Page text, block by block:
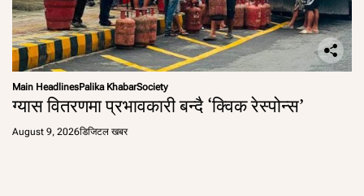
Main HeadlinesPalika KhabarSociety
ग्यास वितरणमा प्रभावकारी बन्दै ‘क्विक रेस्पोन्स’
August 9, 2026डिजिटल खबर